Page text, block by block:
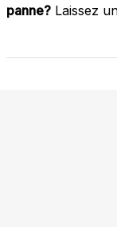
panne? Laissez